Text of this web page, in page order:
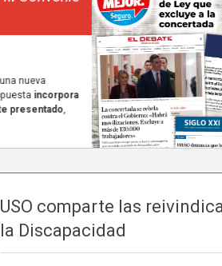
USO comparte las
la Discapacidad